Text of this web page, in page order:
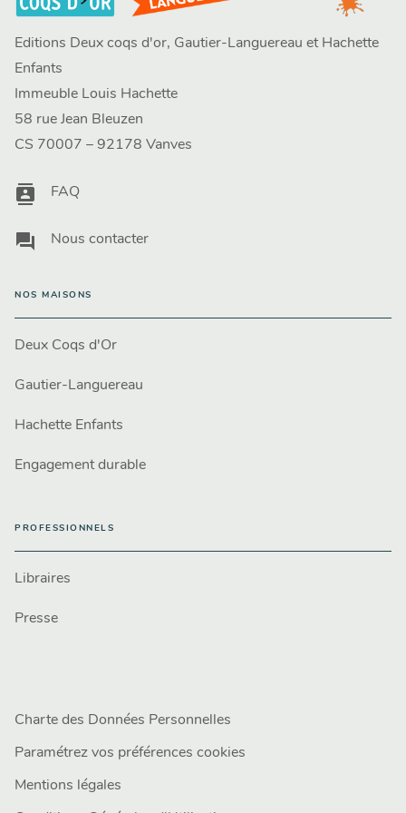
Editions Deux coqs d'or, Gautier-Languereau et Hachette
Enfants
Immeuble Louis Hachette
58 rue Jean Bleuzen
CS 70007 – 92178 Vanves
contacts FAQ
question_answer Nous contacter
NOS MAISONS
Deux Coqs d'Or
Gautier-Languereau
Hachette Enfants
Engagement durable
PROFESSIONNELS
Libraires
Presse
Charte des Données Personnelles
Paramétrez vos préférences cookies
Mentions légales